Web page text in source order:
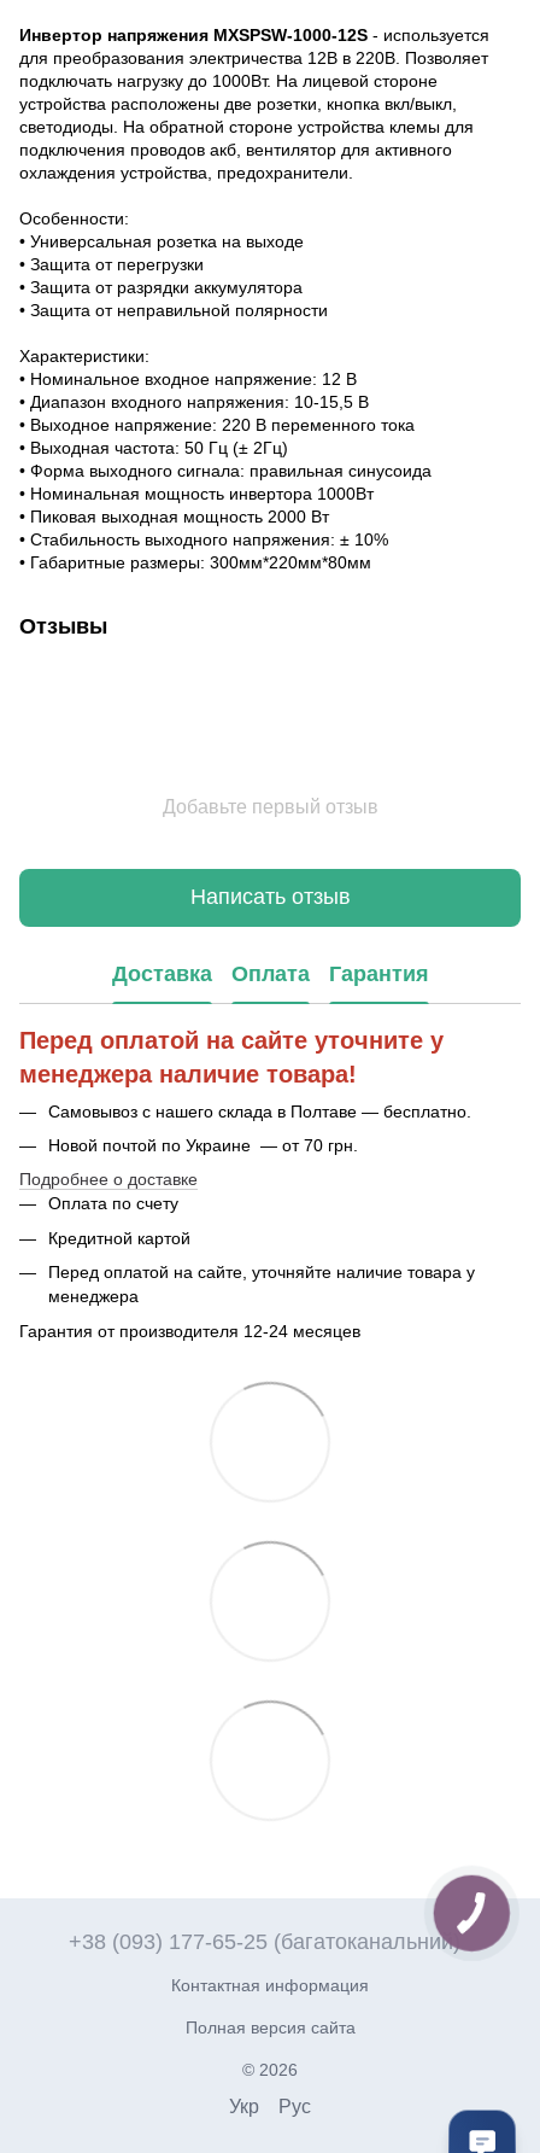
Инвертор напряжения MXSPSW-1000-12S - используется
для преобразования электричества 12В в 220В. Позволяет
подключать нагрузку до 1000Вт. На лицевой стороне
устройства расположены две розетки, кнопка вкл/выкл,
светодиоды. На обратной стороне устройства клемы для
подключения проводов акб, вентилятор для активного
охлаждения устройства, предохранители.
Особенности:
• Универсальная розетка на выходе
• Защита от перегрузки
• Защита от разрядки аккумулятора
• Защита от неправильной полярности
Характеристики:
• Номинальное входное напряжение: 12 В
• Диапазон входного напряжения: 10-15,5 В
• Выходное напряжение: 220 В переменного тока
• Выходная частота: 50 Гц (± 2Гц)
• Форма выходного сигнала: правильная синусоида
• Номинальная мощность инвертора 1000Вт
• Пиковая выходная мощность 2000 Вт
• Стабильность выходного напряжения: ± 10%
• Габаритные размеры: 300мм*220мм*80мм
Отзывы
Добавьте первый отзыв
Написать отзыв
Доставка Оплата Гарантия
Перед оплатой на сайте уточните у
менеджера наличие товара!
Самовывоз с нашего склада в Полтаве — бесплатно.
Новой почтой по Украине — от 70 грн.
Подробнее о доставке
Оплата по счету
Кредитной картой
Перед оплатой на сайте, уточняйте наличие товара у
менеджера
Гарантия от производителя 12-24 месяцев
+38 (093) 177-65-25 (багатоканальний)
Контактная информация
Полная версия сайта
© 2026
Укр Рус